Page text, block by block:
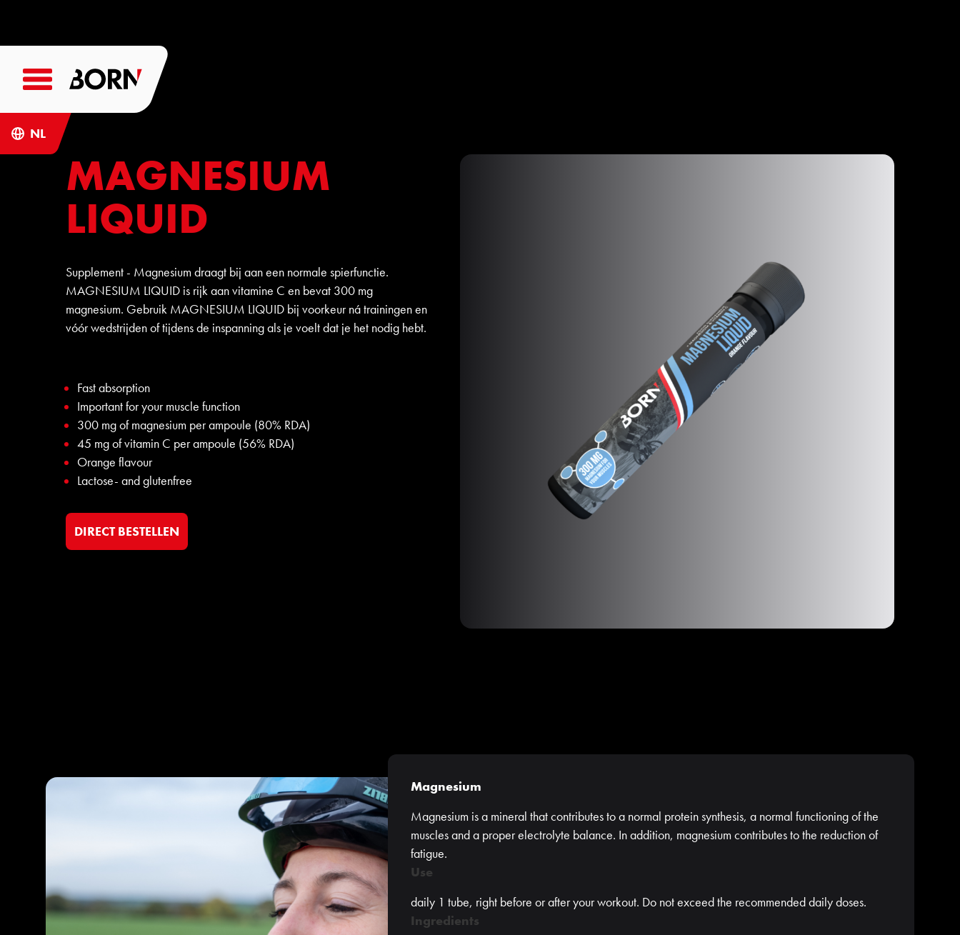
NL
MAGNESIUM
LIQUID
Supplement - Magnesium draagt bij aan een normale spierfunctie.
MAGNESIUM LIQUID is rijk aan vitamine C en bevat 300 mg
magnesium. Gebruik MAGNESIUM LIQUID bij voorkeur ná trainingen en
vóór wedstrijden of tijdens de inspanning als je voelt dat je het nodig hebt.
Fast absorption
Important for your muscle function
300 mg of magnesium per ampoule (80% RDA)
45 mg of vitamin C per ampoule (56% RDA)
Orange flavour
Lactose- and glutenfree
DIRECT BESTELLEN
Magnesium
Magnesium is a mineral that contributes to a normal protein synthesis, a normal functioning of the
muscles and a proper electrolyte balance. In addition, magnesium contributes to the reduction of
fatigue.
Use
daily 1 tube, right before or after your workout. Do not exceed the recommended daily doses.
Ingredients